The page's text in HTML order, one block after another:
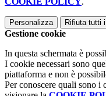
Personalizza Rifiuta tutti
Gestione cookie
In questa schermata è
I cookie necessari sono
piattaforma e non è
Per conoscere quali sono i